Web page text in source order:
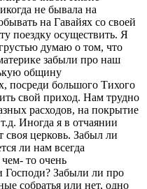
не бывала на
на Гавайях со своей
поездку осуществить. Я
думаю о том, что
забыли про наш
общину
посреди большого Тихого
свой приход. Нам трудно
расходов, на покрытие
Иногда я в отчаянии
своя церковь. Забыл ли
ли нам всегда
то очень
Господи? Забыли ли про
собратья или нет, одно